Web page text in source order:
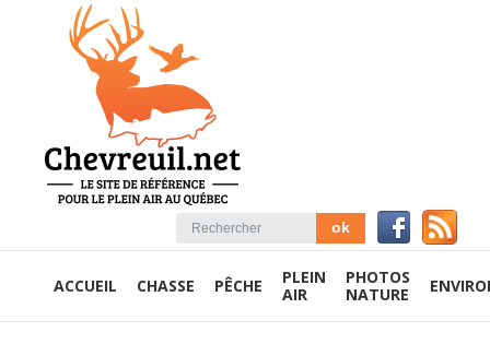
ACCUEIL CHASSE PÊCHE
PLEIN
AIR
PHOTOS
NATURE